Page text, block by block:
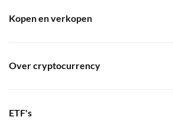
Kopen en verkopen
Over cryptocurrency
ETF's